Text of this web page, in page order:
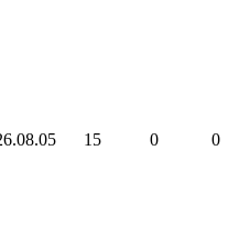
15 0 0